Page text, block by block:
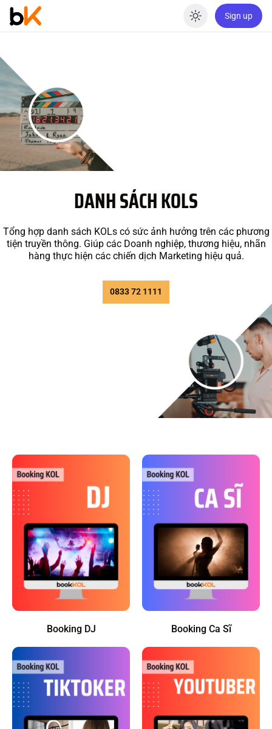
Enable
Sign up
DANH SÁCH KOLS
Tổng hợp danh sách KOLs có sức ảnh hưởng trên các phương
tiện truyền thông. Giúp các Doanh nghiệp, thương hiệu, nhãn
hàng thực hiện các chiến dịch Marketing hiệu quả.
0833 72 1111
Booking DJ Booking Ca Sĩ